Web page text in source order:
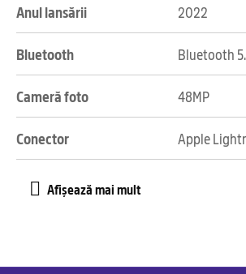
Anul lansării 2022
Bluetooth Bluetooth
Cameră foto 48MP
Conector Apple